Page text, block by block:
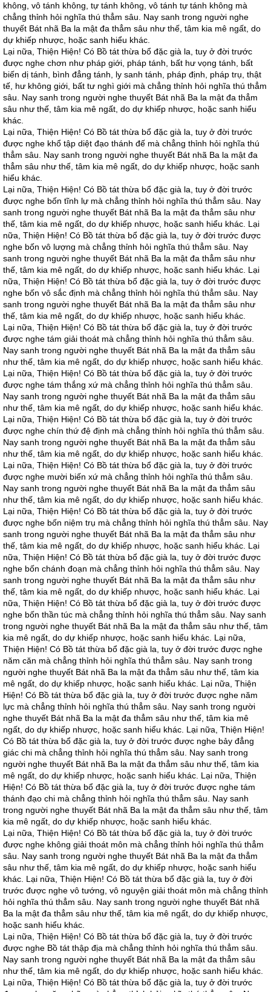
không, vô tánh không, tự tánh không, vô tánh tự tánh không mà
chẳng thỉnh hỏi nghĩa thú thẳm sâu. Nay sanh trong người nghe
thuyết Bát nhã Ba la mật đa thẳm sâu như thế, tâm kia mê ngất, do
dự khiếp nhược, hoặc sanh hiểu khác.
Lại nữa, Thiện Hiện! Có Bồ tát thừa bổ đặc già la, tuy ở đời trước
được nghe chơn như pháp giới, pháp tánh, bất hư vọng tánh, bất
biến dị tánh, bình đẳng tánh, ly sanh tánh, pháp định, pháp trụ, thật
tế, hư không giới, bất tư nghì giới mà chẳng thỉnh hỏi nghĩa thú thẳm
sâu. Nay sanh trong người nghe thuyết Bát nhã Ba la mật đa thẳm
sâu như thế, tâm kia mê ngất, do dự khiếp nhược, hoặc sanh hiểu
khác.
Lại nữa, Thiện Hiện! Có Bồ tát thừa bổ đặc già la, tuy ở đời trước
được nghe khổ tập diệt đạo thánh đế mà chẳng thỉnh hỏi nghĩa thú
thẳm sâu. Nay sanh trong người nghe thuyết Bát nhã Ba la mật đa
thẳm sâu như thế, tâm kia mê ngất, do dự khiếp nhược, hoặc sanh
hiểu khác.
Lại nữa, Thiện Hiện! Có Bồ tát thừa bổ đặc già la, tuy ở đời trước
được nghe bốn tĩnh lự mà chẳng thỉnh hỏi nghĩa thú thẳm sâu. Nay
sanh trong người nghe thuyết Bát nhã Ba la mật đa thẳm sâu như
thế, tâm kia mê ngất, do dự khiếp nhược, hoặc sanh hiểu khác. Lại
nữa, Thiện Hiện! Có Bồ tát thừa bổ đặc già la, tuy ở đời trước được
nghe bốn vô lượng mà chẳng thỉnh hỏi nghĩa thú thẳm sâu. Nay
sanh trong người nghe thuyết Bát nhã Ba la mật đa thẳm sâu như
thế, tâm kia mê ngất, do dự khiếp nhược, hoặc sanh hiểu khác. Lại
nữa, Thiện Hiện! Có Bồ tát thừa bổ đặc già la, tuy ở đời trước được
nghe bốn vô sắc định mà chẳng thỉnh hỏi nghĩa thú thẳm sâu. Nay
sanh trong người nghe thuyết Bát nhã Ba la mật đa thẳm sâu như
thế, tâm kia mê ngất, do dự khiếp nhược, hoặc sanh hiểu khác.
Lại nữa, Thiện Hiện! Có Bồ tát thừa bổ đặc già la, tuy ở đời trước
được nghe tám giải thoát mà chẳng thỉnh hỏi nghĩa thú thẳm sâu.
Nay sanh trong người nghe thuyết Bát nhã Ba la mật đa thẳm sâu
như thế, tâm kia mê ngất, do dự khiếp nhược, hoặc sanh hiểu khác.
Lại nữa, Thiện Hiện! Có Bồ tát thừa bổ đặc già la, tuy ở đời trước
được nghe tám thắng xứ mà chẳng thỉnh hỏi nghĩa thú thẳm sâu.
Nay sanh trong người nghe thuyết Bát nhã Ba la mật đa thẳm sâu
như thế, tâm kia mê ngất, do dự khiếp nhược, hoặc sanh hiểu khác.
Lại nữa, Thiện Hiện! Có Bồ tát thừa bổ đặc già la, tuy ở đời trước
được nghe chín thứ đệ định mà chẳng thỉnh hỏi nghĩa thú thẳm sâu.
Nay sanh trong người nghe thuyết Bát nhã Ba la mật đa thẳm sâu
như thế, tâm kia mê ngất, do dự khiếp nhược, hoặc sanh hiểu khác.
Lại nữa, Thiện Hiện! Có Bồ tát thừa bổ đặc già la, tuy ở đời trước
được nghe mười biến xứ mà chẳng thỉnh hỏi nghĩa thú thẳm sâu.
Nay sanh trong người nghe thuyết Bát nhã Ba la mật đa thẳm sâu
như thế, tâm kia mê ngất, do dự khiếp nhược, hoặc sanh hiểu khác.
Lại nữa, Thiện Hiện! Có Bồ tát thừa bổ đặc già la, tuy ở đời trước
được nghe bốn niệm trụ mà chẳng thỉnh hỏi nghĩa thú thẳm sâu. Nay
sanh trong người nghe thuyết Bát nhã Ba la mật đa thẳm sâu như
thế, tâm kia mê ngất, do dự khiếp nhược, hoặc sanh hiểu khác. Lại
nữa, Thiện Hiện! Có Bồ tát thừa bổ đặc già la, tuy ở đời trước được
nghe bốn chánh đoạn mà chẳng thỉnh hỏi nghĩa thú thẳm sâu. Nay
sanh trong người nghe thuyết Bát nhã Ba la mật đa thẳm sâu như
thế, tâm kia mê ngất, do dự khiếp nhược, hoặc sanh hiểu khác. Lại
nữa, Thiện Hiện! Có Bồ tát thừa bổ đặc già la, tuy ở đời trước được
nghe bốn thần túc mà chẳng thỉnh hỏi nghĩa thú thẳm sâu. Nay sanh
trong người nghe thuyết Bát nhã Ba la mật đa thẳm sâu như thế, tâm
kia mê ngất, do dự khiếp nhược, hoặc sanh hiểu khác. Lại nữa,
Thiện Hiện! Có Bồ tát thừa bổ đặc già la, tuy ở đời trước được nghe
năm căn mà chẳng thỉnh hỏi nghĩa thú thẳm sâu. Nay sanh trong
người nghe thuyết Bát nhã Ba la mật đa thẳm sâu như thế, tâm kia
mê ngất, do dự khiếp nhược, hoặc sanh hiểu khác. Lại nữa, Thiện
Hiện! Có Bồ tát thừa bổ đặc già la, tuy ở đời trước được nghe năm
lực mà chẳng thỉnh hỏi nghĩa thú thẳm sâu. Nay sanh trong người
nghe thuyết Bát nhã Ba la mật đa thẳm sâu như thế, tâm kia mê
ngất, do dự khiếp nhược, hoặc sanh hiểu khác. Lại nữa, Thiện Hiện!
Có Bồ tát thừa bổ đặc già la, tuy ở đời trước được nghe bảy đẳng
giác chi mà chẳng thỉnh hỏi nghĩa thú thẳm sâu. Nay sanh trong
người nghe thuyết Bát nhã Ba la mật đa thẳm sâu như thế, tâm kia
mê ngất, do dự khiếp nhược, hoặc sanh hiểu khác. Lại nữa, Thiện
Hiện! Có Bồ tát thừa bổ đặc già la, tuy ở đời trước được nghe tám
thánh đạo chi mà chẳng thỉnh hỏi nghĩa thú thẳm sâu. Nay sanh
trong người nghe thuyết Bát nhã Ba la mật đa thẳm sâu như thế, tâm
kia mê ngất, do dự khiếp nhược, hoặc sanh hiểu khác.
Lại nữa, Thiện Hiện! Có Bồ tát thừa bổ đặc già la, tuy ở đời trước
được nghe không giải thoát môn mà chẳng thỉnh hỏi nghĩa thú thẳm
sâu. Nay sanh trong người nghe thuyết Bát nhã Ba la mật đa thẳm
sâu như thế, tâm kia mê ngất, do dự khiếp nhược, hoặc sanh hiểu
khác. Lại nữa, Thiện Hiện! Có Bồ tát thừa bổ đặc già la, tuy ở đời
trước được nghe vô tướng, vô nguyện giải thoát môn mà chẳng thỉnh
hỏi nghĩa thú thẳm sâu. Nay sanh trong người nghe thuyết Bát nhã
Ba la mật đa thẳm sâu như thế, tâm kia mê ngất, do dự khiếp nhược,
hoặc sanh hiểu khác.
Lại nữa, Thiện Hiện! Có Bồ tát thừa bổ đặc già la, tuy ở đời trước
được nghe Bồ tát thập địa mà chẳng thỉnh hỏi nghĩa thú thẳm sâu.
Nay sanh trong người nghe thuyết Bát nhã Ba la mật đa thẳm sâu
như thế, tâm kia mê ngất, do dự khiếp nhược, hoặc sanh hiểu khác.
Lại nữa, Thiện Hiện! Có Bồ tát thừa bổ đặc già la, tuy ở đời trước